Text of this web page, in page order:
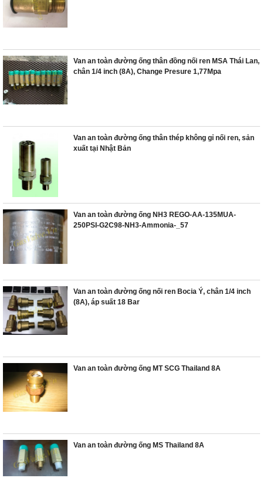
Van an toàn đường ống thân đồng nối ren MSA Thái Lan,
chân 1/4 inch (8A), Change Presure 1,77Mpa
Van an toàn đường ống thân thép không gỉ nối ren, sản
xuất tại Nhật Bản
Van an toàn đường ống NH3 REGO-AA-135MUA-
250PSI-G2C98-NH3-Ammonia-_57
Van an toàn đường ống nối ren Bocia Ý, chân 1/4 inch
(8A), áp suất 18 Bar
Van an toàn đường ống MT SCG Thailand 8A
Van an toàn đường ống MS Thailand 8A